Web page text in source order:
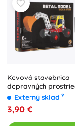
Kovová stavebnica
dopravných
mix modelov
Externý sklad ?
3,90 €